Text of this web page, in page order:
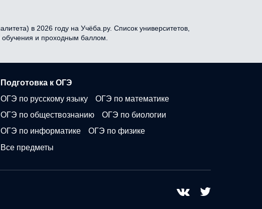
в 2026 году на Учёба.ру. Список университетов,
обучения и проходным баллом.
Подготовка к ОГЭ
ОГЭ по русскому языку
ОГЭ по математике
ОГЭ по обществознанию
ОГЭ по биологии
ОГЭ по информатике
ОГЭ по физике
Все предметы